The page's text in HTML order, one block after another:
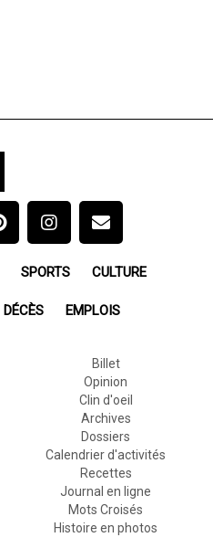
SPORTS CULTURE
DÉCÈS EMPLOIS
Billet
Opinion
Clin d'oeil
Archives
Dossiers
Calendrier d'activités
Recettes
Journal en ligne
Mots Croisés
Histoire en photos